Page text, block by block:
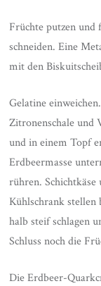
Früchte putzen
schneiden. Eine
mit den
Gelatine
Zitronenschale und
und in einem Topf
Erdbeermasse
rühren.
Kühlschrank stellen
halb steif schlagen
Schluss noch die
Die Erdbeer-